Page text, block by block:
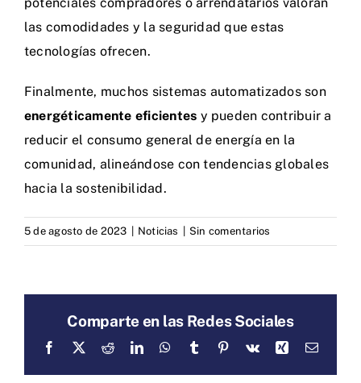
potenciales compradores o arrendatarios valoran
las comodidades y la seguridad que estas
tecnologías ofrecen.
Finalmente, muchos sistemas automatizados son
energéticamente eficientes y pueden contribuir a
reducir el consumo general de energía en la
comunidad, alineándose con tendencias globales
hacia la sostenibilidad.
5 de agosto de 2023 Noticias Sin comentarios
Comparte en las Redes Sociales
Facebook
X RedditLinkedInWhatsApp
Tumblr Pinterest
Vk Xing Correo